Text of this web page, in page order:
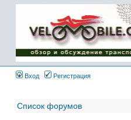
Имя пользователя:
Пароль:
{ LOG_ME_IN_SHORT
}
Вход
Регистрация
Список форумов